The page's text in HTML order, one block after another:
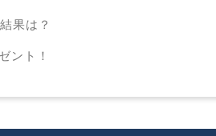
果は？
ント！